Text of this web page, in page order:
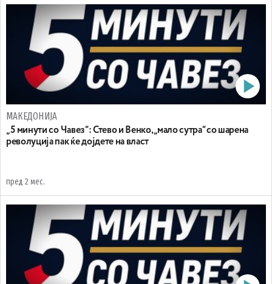
МАКЕДОНИЈА
„ 5 минути со Чавез“: Стево и Венко, „мало сутра“ со шарена
револуција пак ќе дојдете на власт
пред 2 мес.